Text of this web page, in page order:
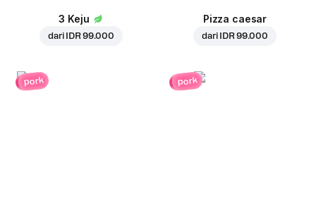
3 Keju
dari IDR 99.000
Pizza caesar
dari IDR 99.000
pork pork